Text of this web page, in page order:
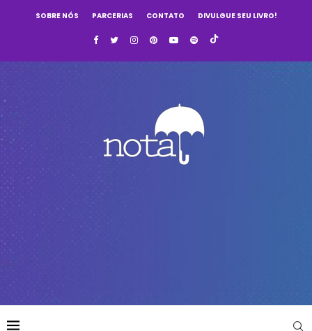
SOBRE NÓS PARCERIAS CONTATO DIVULGUE SEU LIVRO!